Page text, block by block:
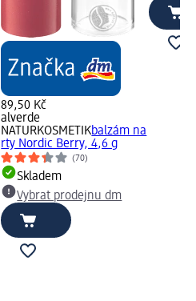
89,50 Kč
alverde
NATURKOSMETIKbalzám na
rty Nordic Berry, 4,6 g
(70)
Skladem
Vybrat prodejnu dm